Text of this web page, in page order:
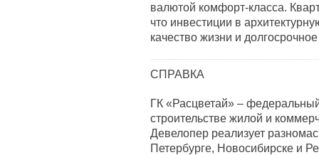
валютой комфорт-класса.
что инвестиции в
качество жизни и
СПРАВКА
ГК «Расцветай» –
строительстве жилой и
Девелопер реализует
Петербурге, Новосибирске и